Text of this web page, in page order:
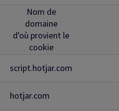
Nom de
domaine
d'où provient le
cookie
script.hotjar.com
hotjar.com